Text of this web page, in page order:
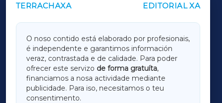
TERRACHAXA EDITORIAL XA
O noso contido está elaborado por profesionais,
é independente e garantimos información
veraz, contrastada e de calidade. Para poder
ofrecer este servizo de forma gratuíta,
financiamos a nosa actividade mediante
publicidade. Para iso, necesitamos o teu
consentimento.
OUTROS PERIÓDICOS
LUGOXA
TERRACHAXA